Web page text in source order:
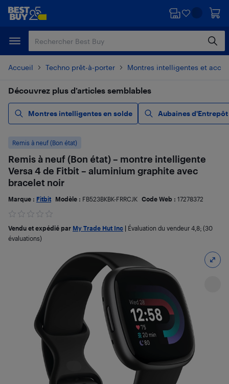
Passer
principal
Passer
Accueil Techno prêt-à-porter Montres intelligentes et
Découvrez plus d’articles semblables
Montres intelligentes en solde Aubaines d'Entrepôt
Remis à neuf (Bon état)
Remis à neuf (Bon état) – montre intelligente
Versa 4 de Fitbit – aluminium graphite avec
bracelet noir
Marque : Fitbit Modèle : FB523BKBK-FRRCJK Code Web : 17278372
Vendu et expédié par My Trade Hut Inc Évaluation du vendeur 4,8; (30
évaluations)